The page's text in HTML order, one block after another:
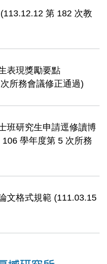
第 182 次教
表現獎勵要點
所務會議修正通過)
班研究生申請逕修讀博
學年度第 5 次所務
文格式規範 (111.03.15